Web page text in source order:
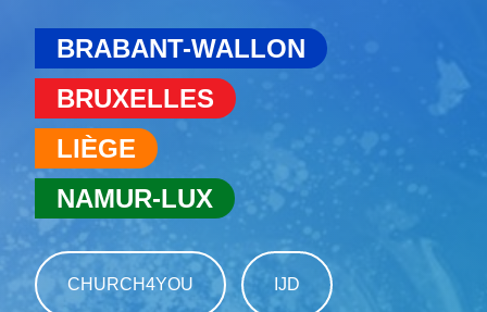
BRABANT-WALLON
BRUXELLES
LIÈGE
NAMUR-LUX
CHURCH4YOU IJD